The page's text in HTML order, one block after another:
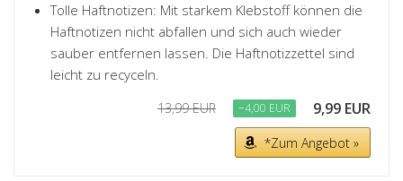
Tolle Haftnotizen: Mit starkem Klebstoff können die
Haftnotizen nicht abfallen und sich auch wieder
sauber entfernen lassen. Die Haftnotizzettel sind
leicht zu recyceln.
13,99 EUR −4,00 EUR 9,99 EUR
*Zum Angebot »